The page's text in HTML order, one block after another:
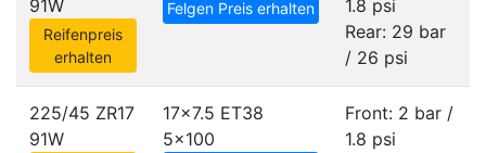
91W
Reifenpreis
erhalten
Felgen Preis erhalten
1.8 psi
Rear: 29 bar
/ 26 psi
225/45 ZR17
91W
17x7.5 ET38
5x100
Front: 2 bar /
1.8 psi